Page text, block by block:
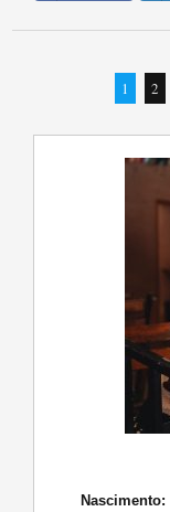
1 2
Nascimento: